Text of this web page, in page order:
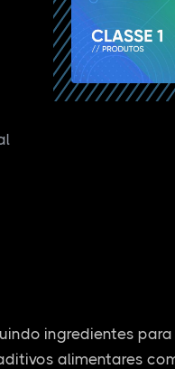
ingredientes
alimentares